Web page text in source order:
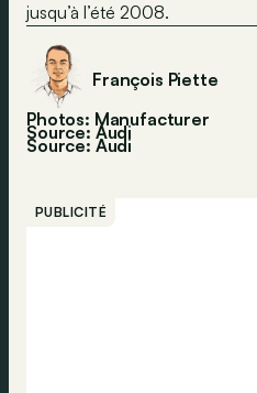
jusqu’à l’été 2008.
François Piette
Photos: Manufacturer
Source: Audi
Source: Audi
PUBLICITÉ